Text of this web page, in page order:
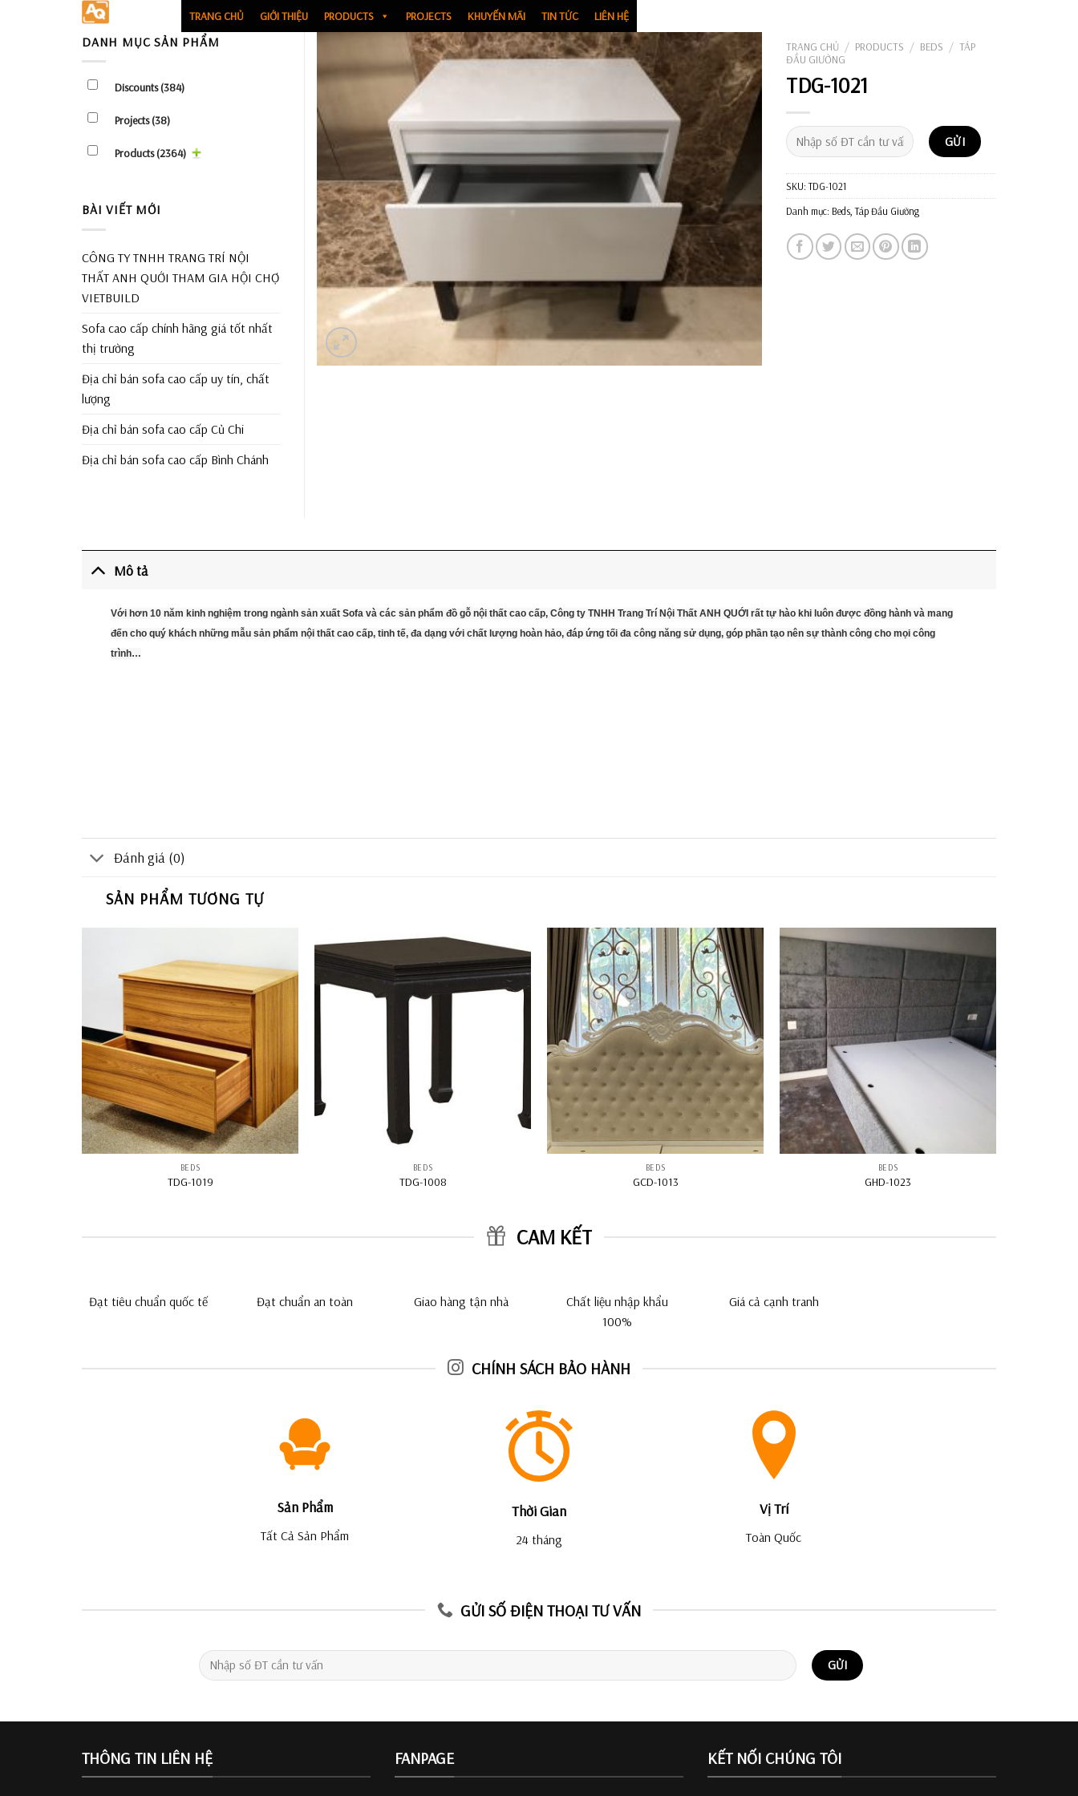
TRANG CHỦ GIỚI THIỆU PRODUCTS PROJECTS KHUYẾN MÃI TIN TỨC LIÊN HỆ
TRANG CHỦ / PRODUCTS / BEDS / TÁP
ĐẦU GIƯỜNG
TDG-1021
SKU:TDG-1021
Danh mục: Beds,Táp Đầu Giường
DANH MỤC SẢN PHẨM
Discounts(384)
Projects(38)
Products(2364)
BÀI VIẾT MỚI
CÔNG TY TNHH TRANG TRÍ NỘI
THẤT ANH QUỚI THAM GIA HỘI CHỢ
VIETBUILD
Sofa cao cấp chính hãng giá tốt nhất
thị trường
Địa chỉ bán sofa cao cấp uy tín, chất
lượng
Địa chỉ bán sofa cao cấp Củ Chi
Địa chỉ bán sofa cao cấp Bình Chánh
Mô tả
Với hơn 10 năm kinh nghiệm trong ngành sản xuất Sofa và các sản phẩm đồ gỗ nội thất cao cấp, Công ty TNHH Trang Trí Nội Thất ANH QUỚI rất tự hào khi luôn được đồng hành và mang
đến cho quý khách những mẫu sản phẩm nội thất cao cấp, tinh tế, đa dạng với chất lượng hoàn hảo, đáp ứng tối đa công năng sử dụng, góp phần tạo nên sự thành công cho mọi công
trình…
Đánh giá (0)
SẢN PHẨM TƯƠNG TỰ
BEDS
TDG-1019
BEDS
TDG-1008
BEDS
GCD-1013
BEDS
GHD-1023
CAM KẾT
Đạt tiêu chuẩn quốc tế Đạt chuẩn an toàn Giao hàng tận nhà
Chất liệu nhập khẩu
100%
Giá cả cạnh tranh
CHÍNH SÁCH BẢO HÀNH
Sản Phẩm
Tất Cả Sản Phẩm
Thời Gian
24 tháng
Vị Trí
Toàn Quốc
GỬI SỐ ĐIỆN THOẠI TƯ VẤN
THÔNG TIN LIÊN HỆ FANPAGE KẾT NỐI CHÚNG TÔI